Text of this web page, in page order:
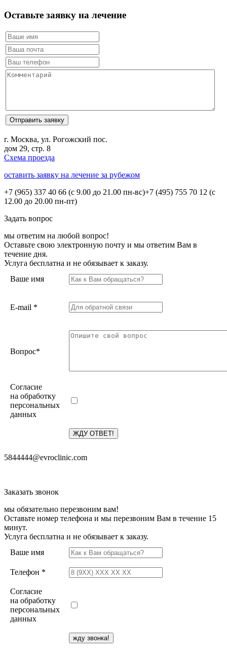
Оставьте заявку на лечение
г. Москва, ул. Рогожский пос.
дом 29, стр. 8
Схема проезда
оставить заявку на лечение за рубежом
+7 (965) 337 40 66 (с 9.00 до 21.00 пн-вс)+7 (495) 755 70 12 (с
12.00 до 20.00 пн-пт)
Задать вопрос
мы ответим на любой вопрос!
Оставьте свою электронную почту и мы ответим Вам в
течение дня.
Услуга бесплатна и не обязывает к заказу.
Ваше имя
E-mail *
Вопрос*
Согласие
на обработку
персональных
данных
5844444@evroclinic.com
Заказать звонок
мы обязательно перезвоним вам!
Оставьте номер телефона и мы перезвоним Вам в течение 15
минут.
Услуга бесплатна и не обязывает к заказу.
Ваше имя
Телефон *
Согласие
на обработку
персональных
данных